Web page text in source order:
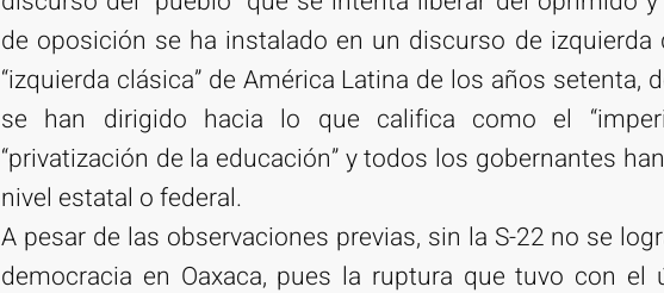
de oposición se ha instalado en un discurso de izquierda
“izquierda clásica” de América Latina de los años setenta,
se han dirigido hacia lo que califica como el
“privatización de la educación” y todos los gobernantes
nivel estatal o federal.
A pesar de las observaciones previas, sin la S-22 no se
democracia en Oaxaca, pues la ruptura que tuvo con